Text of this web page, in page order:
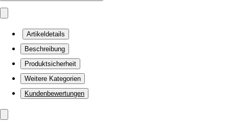
Artikeldetails
Beschreibung
Produktsicherheit
Weitere Kategorien
Kundenbewertungen